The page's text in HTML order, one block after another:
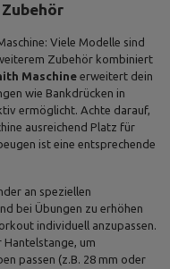
Viele Modelle sind
Zubehör kombiniert
Maschine erweitert dein
wie Bankdrücken in
ermöglicht. Achte darauf,
ausreichend Platz für
ist eine entsprechende
an speziellen
bei Übungen zu erhöhen
individuell anzupassen.
Hantelstange, um
passen (z.B. 28 mm oder